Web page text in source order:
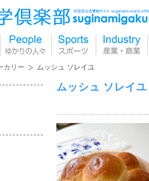
カリー ムッシュ ソレイユ
ムッシュ ソレイユ